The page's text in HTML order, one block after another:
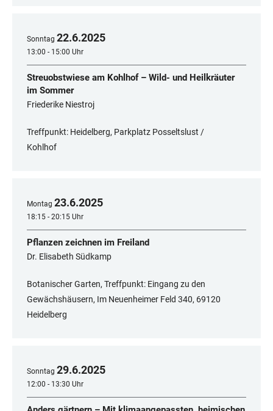
Sonntag 22.6.2025
13:00 - 15:00 Uhr
Streuobstwiese am Kohlhof – Wild- und Heilkräuter
im Sommer
Friederike Niestroj
Treffpunkt: Heidelberg, Parkplatz Posseltslust /
Kohlhof
Montag 23.6.2025
18:15 - 20:15 Uhr
Pflanzen zeichnen im Freiland
Dr. Elisabeth Südkamp
Botanischer Garten, Treffpunkt: Eingang zu den
Gewächshäusern, Im Neuenheimer Feld 340, 69120
Heidelberg
Sonntag 29.6.2025
12:00 - 13:30 Uhr